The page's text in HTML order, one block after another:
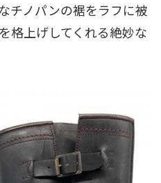
チノパンの裾をラフに被
格上げしてくれる絶妙な